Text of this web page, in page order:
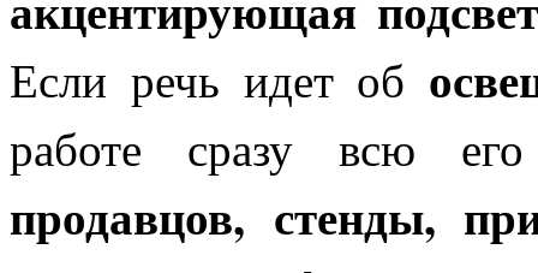
Если речь идет об
работе сразу всю
продавцов, стенды,